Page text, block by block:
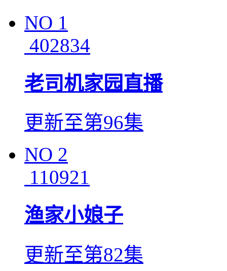
NO 1
402834
老司机家园直播
更新至第96集
NO 2
110921
渔家小娘子
更新至第82集